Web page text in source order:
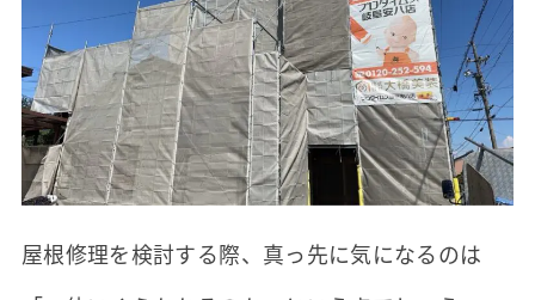
屋根修理を検討する際、真っ先に気になるのは